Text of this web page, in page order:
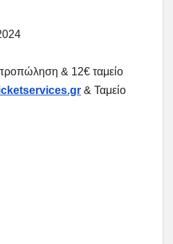
& 12€ ταμείο
& Ταμείο